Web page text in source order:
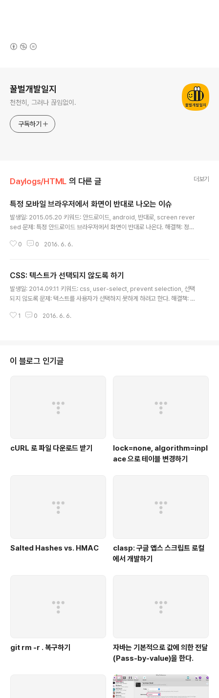
꿀벌개발일지
천천히, 그러나 끊임없이.
구독하기
Daylogs/HTML 의 다른 글 더보기
특정 모바일 브라우저에서 화면이 반대로 나오는 이슈
발생일: 2015.05.20 키워드: 안드로이드, android, 반대로, screen rever
sed 문제: 특정 안드로이드 브라우저에서 화면이 반대로 나온다. 해결책: 정확
을 제거하고 user-scalable을 no 로 설정했더니 해결되었다. 을 아래로 변경
0 0 2016. 6. 6.
CSS: 텍스트가 선택되지 않도록 하기
발생일: 2014.09.11 키워드: css, user-select, prevent selection, 선택
되지 않도록 문제: 텍스트를 사용자가 선택하지 못하게 하려고 한다. 해결책: 아
ection { -webkit-user-select: none; /* Chrome/Safari */ -moz-us
1 0 2016. 6. 6.
이 블로그 인기글
cURL 로 파일 다운로드 받기
lock=none, algorithm=inpl
ace 으로 테이블 변경하기
Salted Hashes vs. HMAC
clasp: 구글 앱스 스크립트 로컬
에서 개발하기
git rm -r . 복구하기
자바는 기본적으로 값에 의한 전달
(Pass-by-value)을 한다.